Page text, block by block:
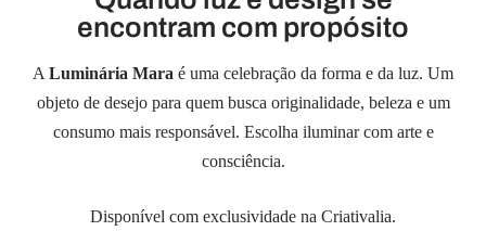
encontram com propósito
A Luminária Mara é uma celebração da forma e da luz. Um
objeto de desejo para quem busca originalidade, beleza e um
consumo mais responsável. Escolha iluminar com arte e
consciência.
Disponível com exclusividade na Criativalia.